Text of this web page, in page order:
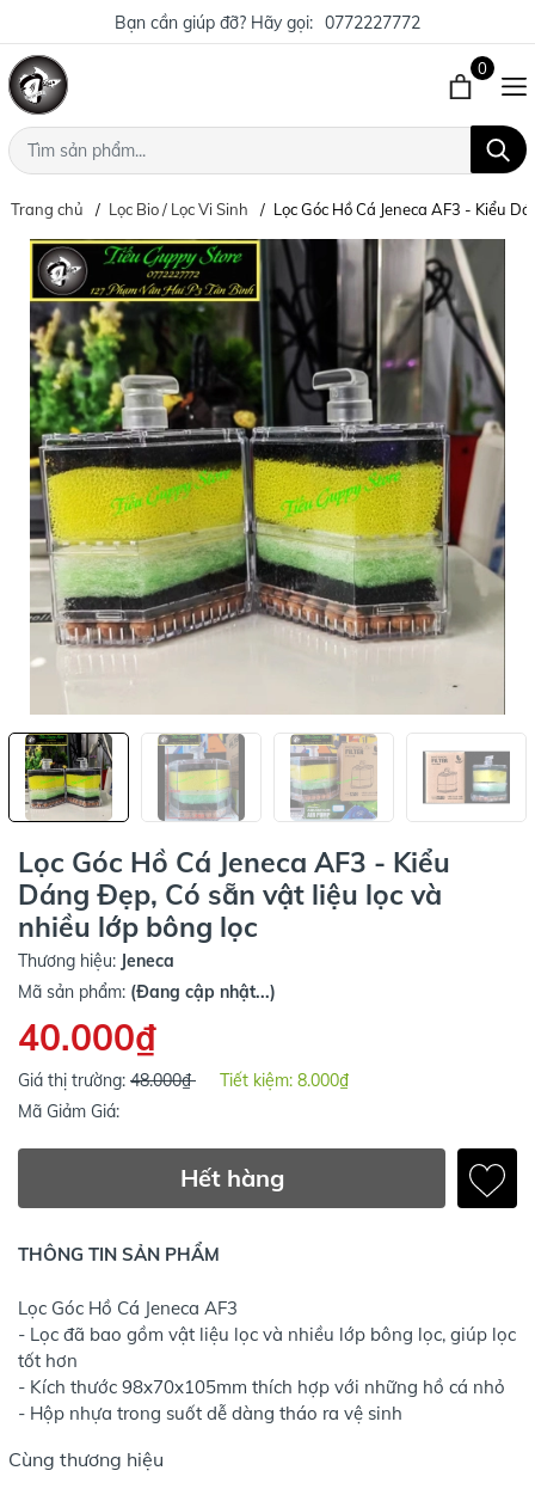
Bạn cần giúp đỡ? Hãy gọi: 0772227772
0
Trang chủ Lọc Bio / Lọc Vi Sinh Lọc Góc Hồ Cá Jeneca AF3 - Kiểu
Lọc Góc Hồ Cá Jeneca AF3 - Kiểu
Dáng Đẹp, Có sẵn vật liệu lọc và
nhiều lớp bông lọc
Thương hiệu: Jeneca
Mã sản phẩm: (Đang cập nhật...)
40.000₫
Giá thị trường: 48.000₫ Tiết kiệm: 8.000₫
Mã Giảm Giá:
Hết hàng
THÔNG TIN SẢN PHẨM
Lọc Góc Hồ Cá Jeneca AF3
- Lọc đã bao gồm vật liệu lọc và nhiều lớp bông lọc, giúp lọc
tốt hơn
- Kích thước 98x70x105mm thích hợp với những hồ cá nhỏ
- Hộp nhựa trong suốt dễ dàng tháo ra vệ sinh
Cùng thương hiệu